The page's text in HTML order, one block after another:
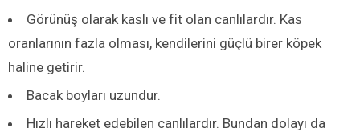
Görünüş olarak kaslı ve fit olan canlılardır. Kas
oranlarının fazla olması, kendilerini güçlü birer köpek
haline getirir.
Bacak boyları uzundur.
Hızlı hareket edebilen canlılardır. Bundan dolayı da